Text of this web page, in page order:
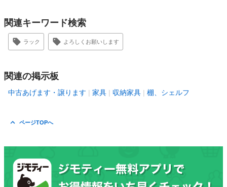
関連キーワード検索
ラック よろしくお願いします
関連の掲示板
中古あげます・譲ります 家具 収納家具 棚、シェルフ
ページTOPへ